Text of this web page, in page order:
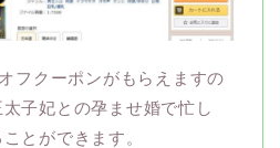
フクーポンがもらえますの
子妃との孕ませ婚で忙し
とができます。